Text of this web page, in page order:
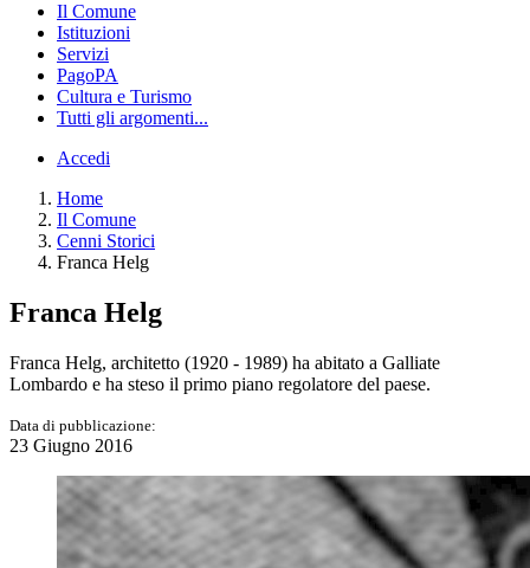
Il Comune
Istituzioni
Servizi
PagoPA
Cultura e Turismo
Tutti gli argomenti...
Accedi
Home
Il Comune
Cenni Storici
Franca Helg
Franca Helg
Franca Helg, architetto (1920 - 1989) ha abitato a Galliate
Lombardo e ha steso il primo piano regolatore del paese.
Data di pubblicazione:
23 Giugno 2016